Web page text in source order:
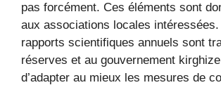
pas forcément. Ces éléments sont
aux associations locales
rapports scientifiques annuels sont
réserves et au gouvernement
d’adapter au mieux les mesures de